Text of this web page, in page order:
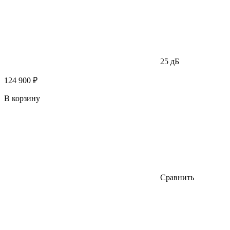
25 дБ
124 900 ₽
В корзину
Сравнить